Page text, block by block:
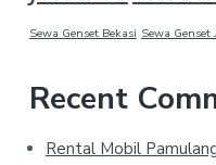
Sewa Genset Bekasi Sewa Genset
Recent
Rental Mobil